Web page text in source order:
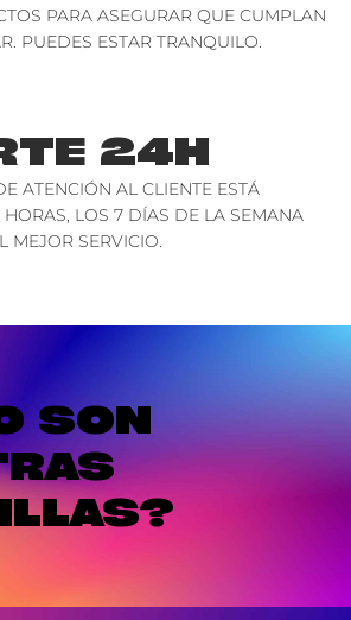
PARA ASEGURAR QUE CUMPLAN
PUEDES ESTAR TRANQUILO.
24H
ATENCIÓN AL CLIENTE ESTÁ
LOS 7 DÍAS DE LA SEMANA
MEJOR SERVICIO.
SON